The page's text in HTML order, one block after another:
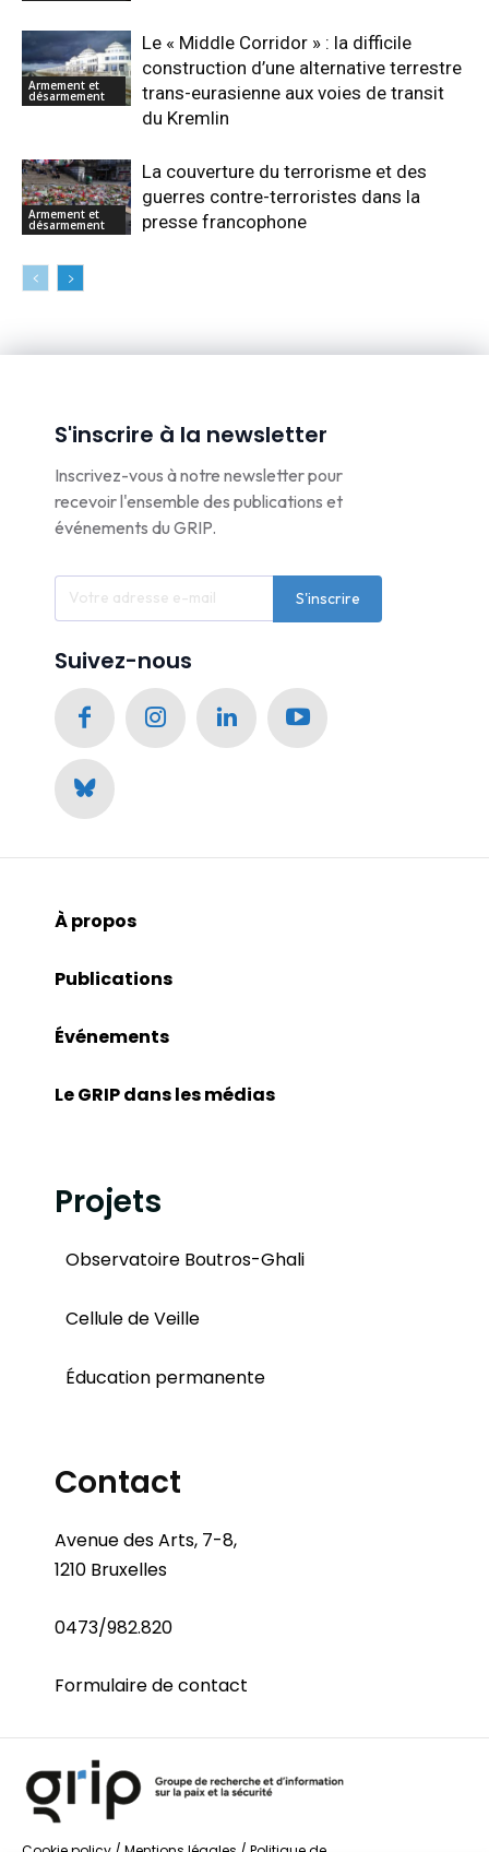
Armement et
désarmement
Le « Middle Corridor » : la difficile
construction d’une alternative terrestre
trans-eurasienne aux voies de transit
du Kremlin
Armement et
désarmement
La couverture du terrorisme et des
guerres contre-terroristes dans la
presse francophone
S'inscrire à la newsletter
Inscrivez-vous à notre newsletter pour
recevoir l'ensemble des publications et
événements du GRIP.
S'inscrire
Suivez-nous
À propos
Publications
Événements
Le GRIP dans les médias
Projets
Observatoire Boutros-Ghali
Cellule de Veille
Éducation permanente
Contact
Avenue des Arts, 7-8,
1210 Bruxelles
0473/982.820
Formulaire de contact